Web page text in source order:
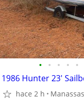
• • • • •
1986 Hunter 23'
hace 2 h Manassas